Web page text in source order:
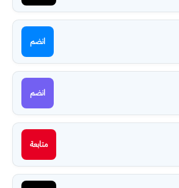
انضم
انضم
متابعة